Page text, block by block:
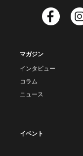
マガジン
インタビュー
コラム
ニュース
イベント